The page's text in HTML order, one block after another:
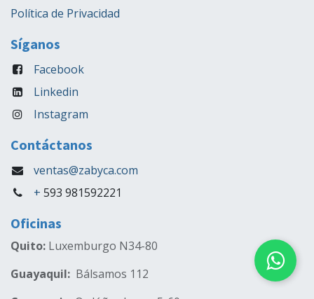
Política de Privacidad
Síganos
Facebook
Linkedin
Instagram
Contáctanos
ventas@zabyca.com
+ 593 981592221
Oficinas
Quito: Luxemburgo N34-80
Guayaquil: Bálsamos 112